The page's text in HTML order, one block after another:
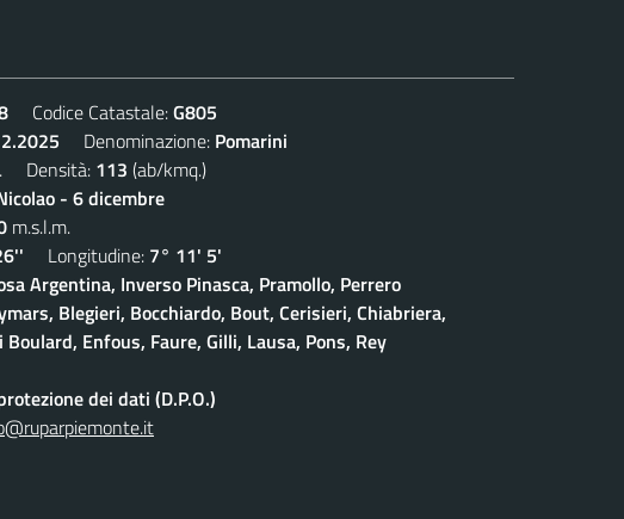
Codice Catastale:G805
Denominazione: Pomarini
Densità: 113 (ab/kmq.)
- 6 dicembre
m.s.l.m.
Longitudine: 7° 11' 5'
Argentina, Inverso Pinasca, Pramollo, Perrero
Blegieri, Bocchiardo, Bout, Cerisieri, Chiabriera,
Boulard, Enfous, Faure, Gilli, Lausa, Pons, Rey
dei dati (D.P.O.)